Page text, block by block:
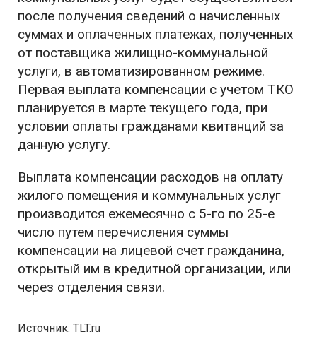
после получения сведений о начисленных
суммах и оплаченных платежах, полученных
от поставщика жилищно-коммунальной
услуги, в автоматизированном режиме.
Первая выплата компенсации с учетом ТКО
планируется в марте текущего года, при
условии оплаты гражданами квитанций за
данную услугу.
Выплата компенсации расходов на оплату
жилого помещения и коммунальных услуг
производится ежемесячно с 5-го по 25-е
число путем перечисления суммы
компенсации на лицевой счет гражданина,
открытый им в кредитной организации, или
через отделения связи.
Источник: TLT.ru